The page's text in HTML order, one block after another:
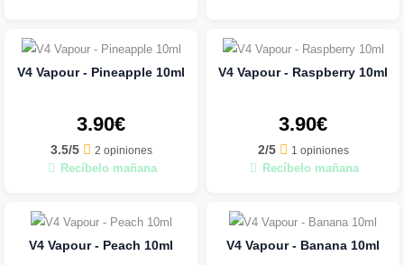
V4 Vapour - Pineapple 10ml
3.90€
3.5/5 2 opiniones
Recíbelo mañana
V4 Vapour - Raspberry 10ml
3.90€
2/5 1 opiniones
Recíbelo mañana
V4 Vapour - Peach 10ml V4 Vapour - Banana 10ml